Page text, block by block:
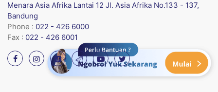
Menara Asia Afrika Lantai 12 Jl. Asia Afrika No.133 - 137,
Bandung
Phone : 022 - 426 6000
Fax : 022 - 426 6001